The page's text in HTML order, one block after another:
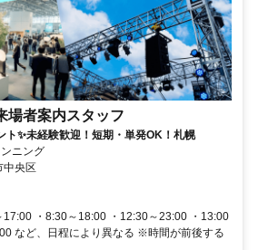
場者案内スタッフ
ト✨未経験歓迎！短期・単発OK！札幌
ニング
中央区
17:00 ・8:30～18:00 ・12:30～23:00 ・13:00
など、日程により異なる ※時間が前後する